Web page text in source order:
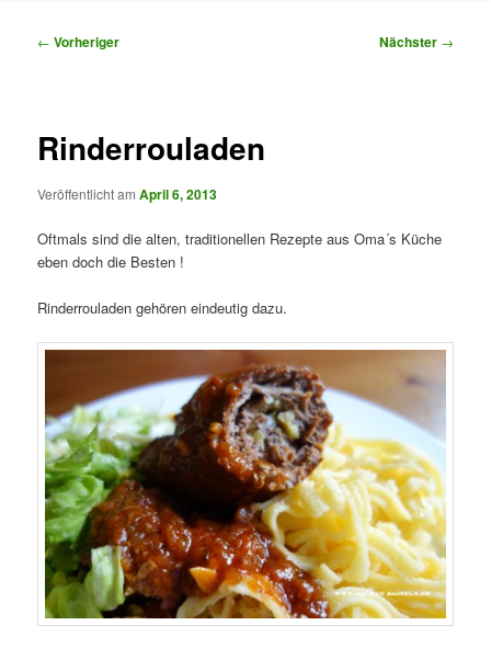
Beitragsnavigation
← Vorheriger Nächster →
Rinderrouladen
Veröffentlicht amApril 6, 2013
Oftmals sind die alten, traditionellen Rezepte aus Oma´s Küche
eben doch die Besten !
Rinderrouladen gehören eindeutig dazu.